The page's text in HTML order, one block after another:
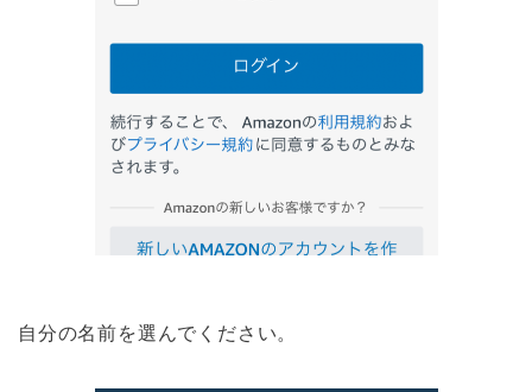
自分の名前を選んでください。